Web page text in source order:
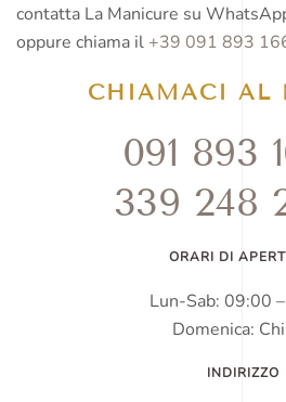
contatta La Manicure su
oppure chiama il +39 091 893
CHIAMACI AL
091 893
339 248
ORARI DI
Lun-Sab: 09:00
Domenica:
INDIRIZZO